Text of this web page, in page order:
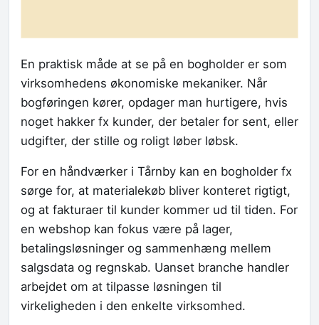
En praktisk måde at se på en bogholder er som
virksomhedens økonomiske mekaniker. Når
bogføringen kører, opdager man hurtigere, hvis
noget hakker fx kunder, der betaler for sent, eller
udgifter, der stille og roligt løber løbsk.
For en håndværker i Tårnby kan en bogholder fx
sørge for, at materialekøb bliver konteret rigtigt,
og at fakturaer til kunder kommer ud til tiden. For
en webshop kan fokus være på lager,
betalingsløsninger og sammenhæng mellem
salgsdata og regnskab. Uanset branche handler
arbejdet om at tilpasse løsningen til
virkeligheden i den enkelte virksomhed.